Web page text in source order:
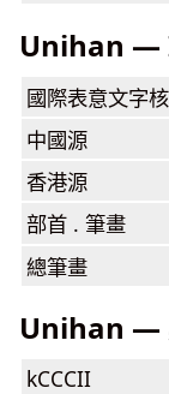
Unihan —
國際表意文字
中國源
香港源
部首 . 筆畫
總筆畫
Unihan —
kCCCII